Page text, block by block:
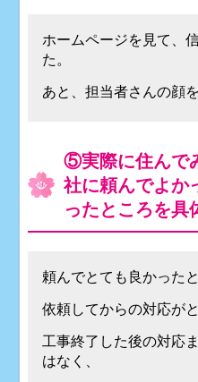
ホームページを見て、
た。
あと、担当者さんの顔
⑤実際に住んで
社に頼んでよか
ったところを具
頼んでとても良かった
依頼してからの対応が
工事終了した後の対応
はなく、